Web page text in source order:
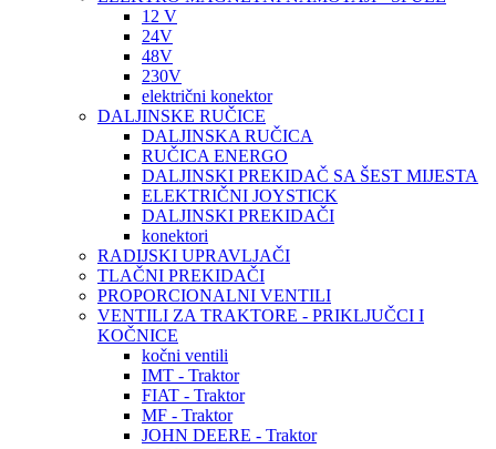
12 V
24V
48V
230V
električni konektor
DALJINSKE RUČICE
DALJINSKA RUČICA
RUČICA ENERGO
DALJINSKI PREKIDAČ SA ŠEST MIJESTA
ELEKTRIČNI JOYSTICK
DALJINSKI PREKIDAČI
konektori
RADIJSKI UPRAVLJAČI
TLAČNI PREKIDAČI
PROPORCIONALNI VENTILI
VENTILI ZA TRAKTORE - PRIKLJUČCI I
KOČNICE
kočni ventili
IMT - Traktor
FIAT - Traktor
MF - Traktor
JOHN DEERE - Traktor